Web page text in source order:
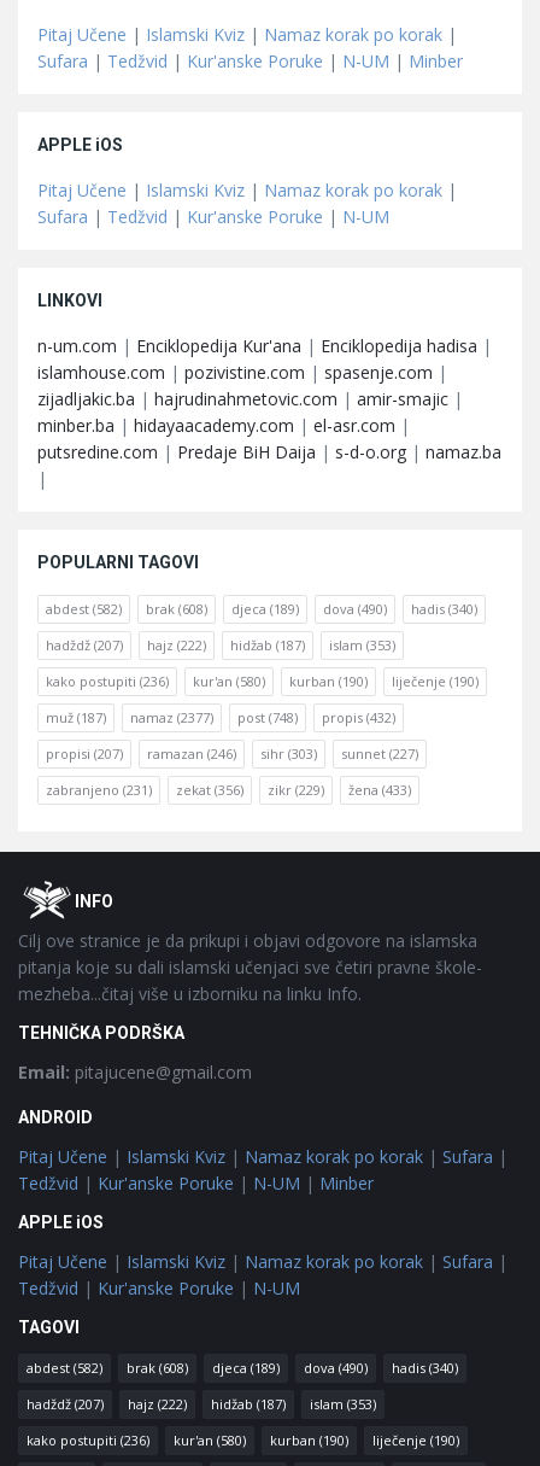
Pitaj Učene | Islamski Kviz | Namaz korak po korak |
Sufara | Tedžvid | Kur'anske Poruke | N-UM | Minber
APPLE iOS
Pitaj Učene | Islamski Kviz | Namaz korak po korak |
Sufara | Tedžvid | Kur'anske Poruke | N-UM
LINKOVI
n-um.com | Enciklopedija Kur'ana | Enciklopedija hadisa |
islamhouse.com | pozivistine.com | spasenje.com |
zijadljakic.ba | hajrudinahmetovic.com | amir-smajic |
minber.ba | hidayaacademy.com | el-asr.com |
putsredine.com | Predaje BiH Daija | s-d-o.org | namaz.ba
|
POPULARNI TAGOVI
abdest (582) brak (608) djeca (189) dova (490) hadis (340)
hadždž (207) hajz (222) hidžab (187) islam (353)
kako postupiti (236) kur'an (580) kurban (190) liječenje (190)
muž (187) namaz (2377) post (748) propis (432)
propisi (207) ramazan (246) sihr (303) sunnet (227)
zabranjeno (231) zekat (356) zikr (229) žena (433)
FooterOINFO
Cilj ove stranice je da prikupi i objavi odgovore na islamska
pitanja koje su dali islamski učenjaci sve četiri pravne škole-
mezheba...čitaj više u izborniku na linku Info.
TEHNIČKA PODRŠKA
Email: pitajucene@gmail.com
ANDROID
Pitaj Učene | Islamski Kviz | Namaz korak po korak | Sufara |
Tedžvid | Kur'anske Poruke | N-UM | Minber
APPLE iOS
Pitaj Učene | Islamski Kviz | Namaz korak po korak | Sufara |
Tedžvid | Kur'anske Poruke | N-UM
TAGOVI
abdest (582) brak (608) djeca (189) dova (490) hadis (340)
hadždž (207) hajz (222) hidžab (187) islam (353)
kako postupiti (236) kur'an (580) kurban (190) liječenje (190)